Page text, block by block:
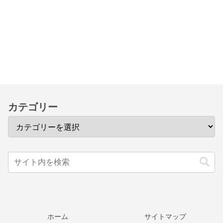
カテゴリー
ホーム サイトマップ